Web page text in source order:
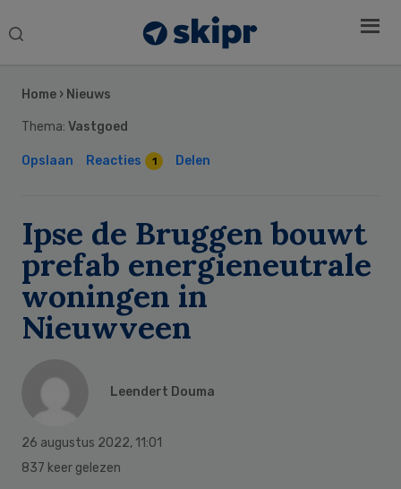
Search
Home › Nieuws
Thema: Vastgoed
Opslaan Reacties 1 Delen
Ipse de Bruggen bouwt
prefab energieneutrale
woningen in
Nieuwveen
Leendert Douma
26 augustus 2022, 11:01
837 keer gelezen
Sidebar